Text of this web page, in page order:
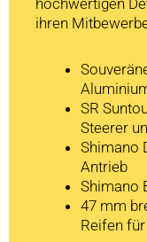
hochwertigen
ihren
SR
Steerer
Shimano
Antrieb
Shimano
47 mm
Reifen